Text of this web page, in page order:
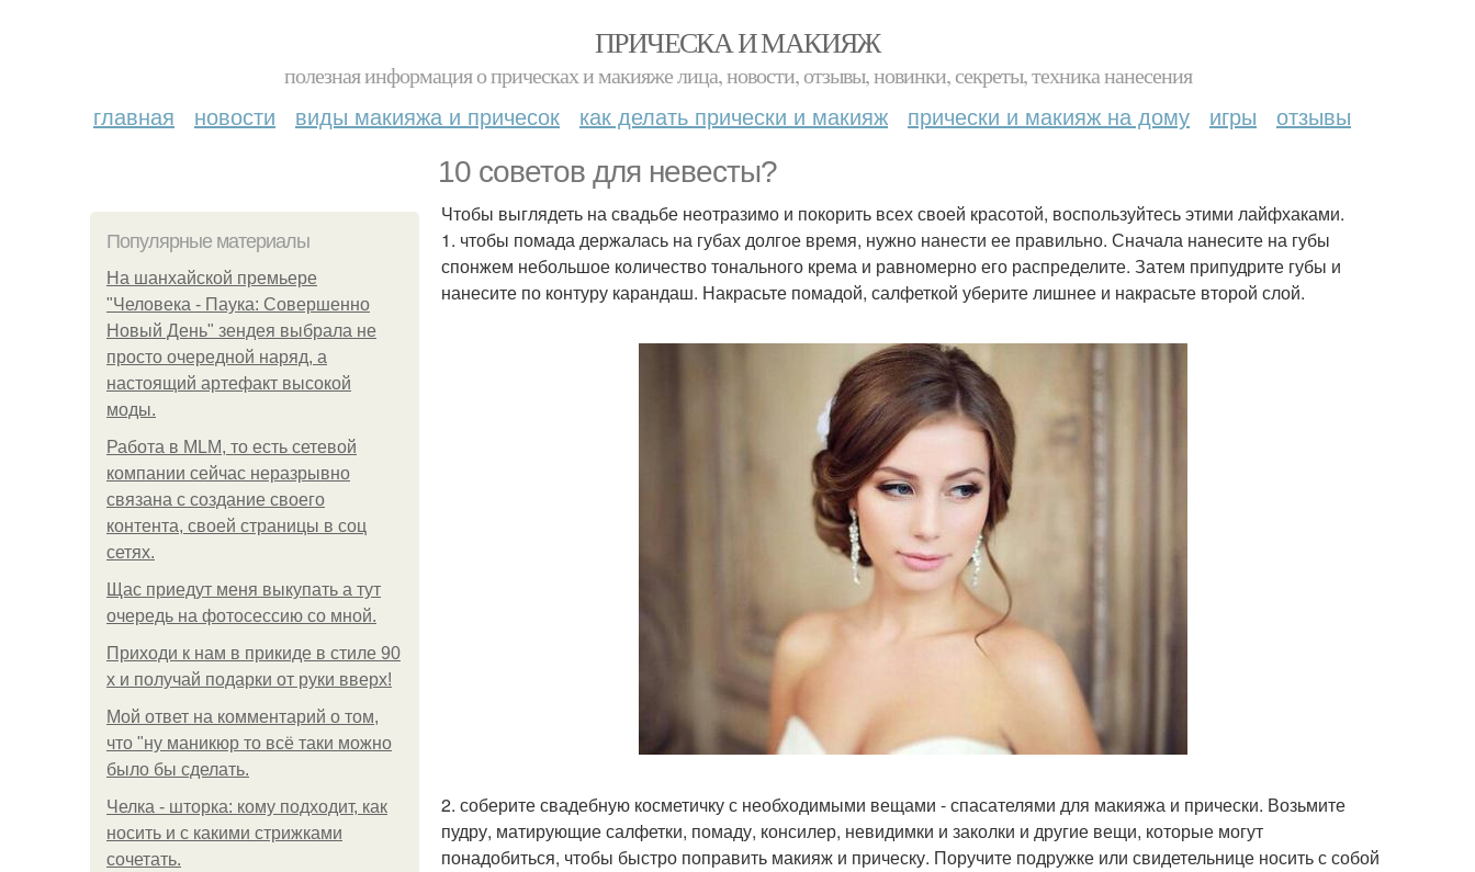
ПРИЧЕСКА И МАКИЯЖ
полезная информация о прическах и макияже лица, новости, отзывы, новинки, секреты, техника нанесения
главная новости виды макияжа и причесок как делать прически и макияж прически и макияж на дому игры отзывы
10 советов для невесты?
Популярные материалы
На шанхайской премьере
"Человека - Паука: Совершенно
Новый День" зендея выбрала не
просто очередной наряд, а
настоящий артефакт высокой
моды.
Работа в MLM, то есть сетевой
компании сейчас неразрывно
связана с создание своего
контента, своей страницы в соц
сетях.
Щас приедут меня выкупать а тут
очередь на фотосессию со мной.
Приходи к нам в прикиде в стиле 90
х и получай подарки от руки вверх!
Мой ответ на комментарий о том,
что "ну маникюр то всё таки можно
было бы сделать.
Челка - шторка: кому подходит, как
носить и с какими стрижками
сочетать.
Чтобы выглядеть на свадьбе неотразимо и покорить всех своей красотой, воспользуйтесь этими лайфхаками.
1. чтобы помада держалась на губах долгое время, нужно нанести ее правильно. Сначала нанесите на губы
спонжем небольшое количество тонального крема и равномерно его распределите. Затем припудрите губы и
нанесите по контуру карандаш. Накрасьте помадой, салфеткой уберите лишнее и накрасьте второй слой.
2. соберите свадебную косметичку с необходимыми вещами - спасателями для макияжа и прически. Возьмите
пудру, матирующие салфетки, помаду, консилер, невидимки и заколки и другие вещи, которые могут
понадобиться, чтобы быстро поправить макияж и прическу. Поручите подружке или свидетельнице носить с собой